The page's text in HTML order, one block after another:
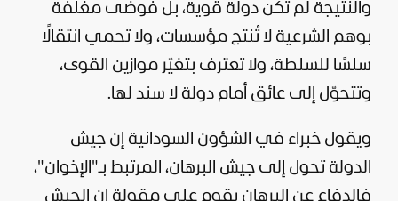
والنتيجة لم تكن دولة قوية، بل فوضى مغلفة
بوهم الشرعية لا تُنتج مؤسسات، ولا تحمي انتقالًا
سلسًا للسلطة، ولا تعترف بتغيّر موازين القوى،
وتتحوّل إلى عائق أمام دولة لا سند لها.
ويقول خبراء في الشؤون السودانية إن جيش
الدولة تحول إلى جيش البرهان، المرتبط بـ"الإخوان"،
فالدفاع عن البرهان يقوم على مقولة إن الجيش